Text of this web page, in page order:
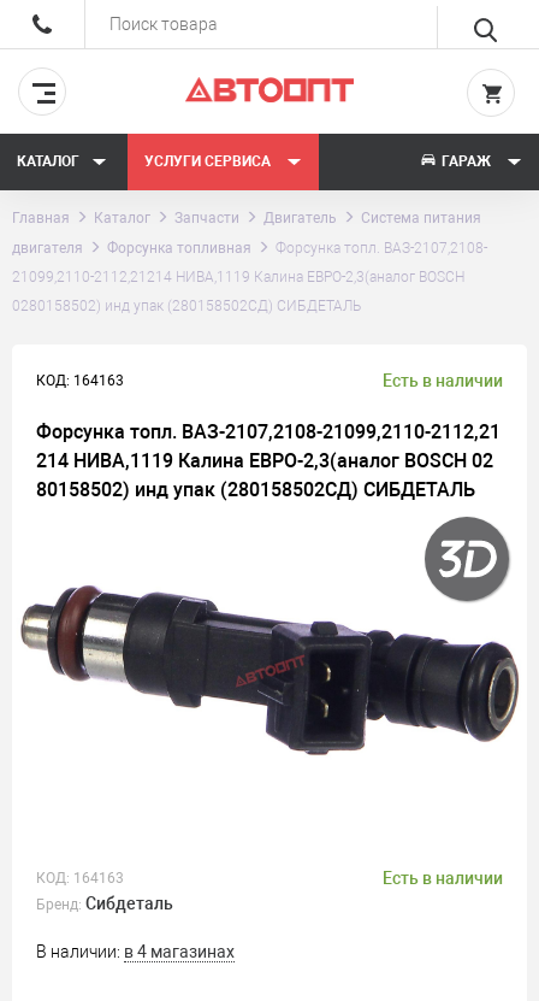
КАТАЛОГ УСЛУГИ СЕРВИСА ГАРАЖ
Главная Каталог Запчасти Двигатель
Система питания
двигателя
Форсунка топливная
Форсунка топл. ВАЗ-2107,2108-
21099,2110-2112,21214 НИВА,1119 Калина ЕВРО-2,3(аналог BOSCH
0280158502) инд упак (280158502СД) СИБДЕТАЛЬ
КОД: 164163 Есть в наличии
Форсунка топл. ВАЗ-2107,2108-21099,2110-2112,21
214 НИВА,1119 Калина ЕВРО-2,3(аналог BOSCH 02
80158502) инд упак (280158502СД) СИБДЕТАЛЬ
КОД: 164163 Есть в наличии
Бренд: Сибдеталь
В наличии: в 4 магазинах